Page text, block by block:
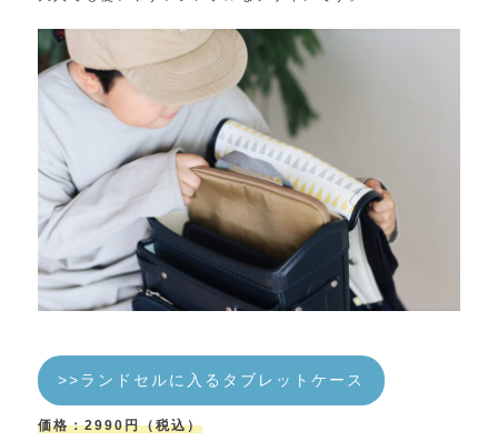
>>ランドセルに入るタブレットケース
価格：2990円（税込）